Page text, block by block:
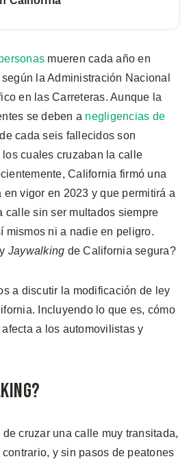
mueren cada año en
la Administración Nacional
en las Carreteras. Aunque la
se deben a negligencias de
cada seis fallecidos son
cuales cruzaban la calle
California firmó una
en vigor en 2023 y que permitirá a
calle sin ser multados siempre
mismos ni a nadie en peligro.
Jaywalking de California segura?
a discutir la modificación de ley
Incluyendo lo que es, cómo
a los automovilistas y
de cruzar una calle muy transitada,
y sin pasos de peatones